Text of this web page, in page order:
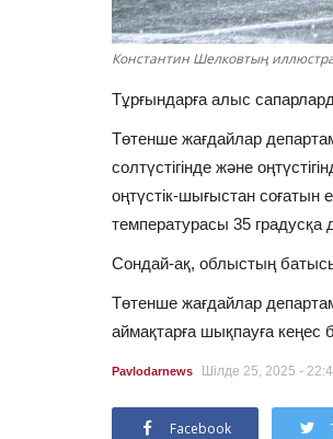
Константин Шелковтың
Тұрғындарға алыс
Төтенше жағдайлар
солтүстігінде және
оңтүстік-шығыстан соғатын
температурасы 35
Сондай-ақ, облыстың
Төтенше жағдайлар
аймақтарға шықпауға кеңес
Pavlodarnews Шілде 25, 2025 -
Facebook